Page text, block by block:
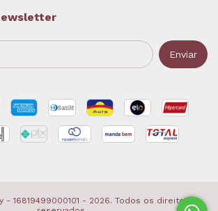
- 16819499000101 - 2026. Todos os direitos